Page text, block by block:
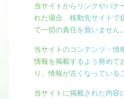
当サイトからリンクやバナ
れた場合、移動先サイトで
て一切の責任を負いません。
当サイトのコンテンツ・情
情報を掲載するよう努めて
り、情報が古くなっている
当サイトに掲載された内容